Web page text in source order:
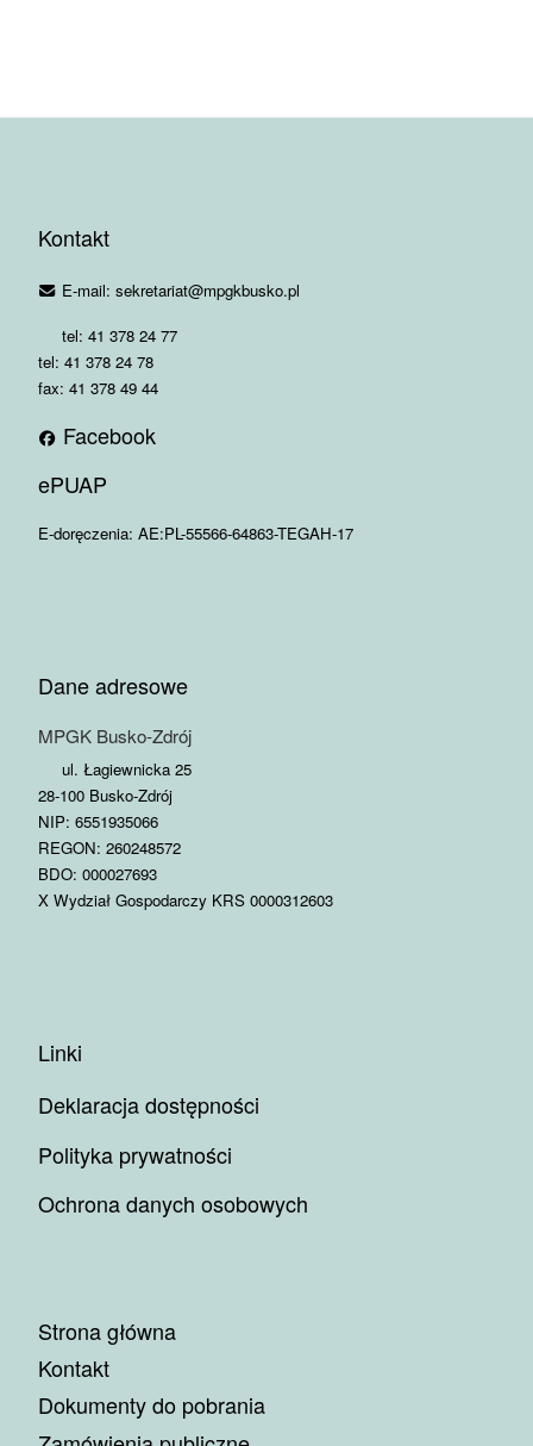
Kontakt
E-mail: sekretariat@mpgkbusko.pl
tel: 41 378 24 77
tel: 41 378 24 78
fax: 41 378 49 44
Facebook
ePUAP
E-doręczenia: AE:PL-55566-64863-TEGAH-17
Dane adresowe
MPGK Busko-Zdrój
ul. Łagiewnicka 25
28-100 Busko-Zdrój
NIP: 6551935066
REGON: 260248572
BDO: 000027693
X Wydział Gospodarczy KRS 0000312603
Linki
Deklaracja dostępności
Polityka prywatności
Ochrona danych osobowych
Strona główna
Kontakt
Dokumenty do pobrania